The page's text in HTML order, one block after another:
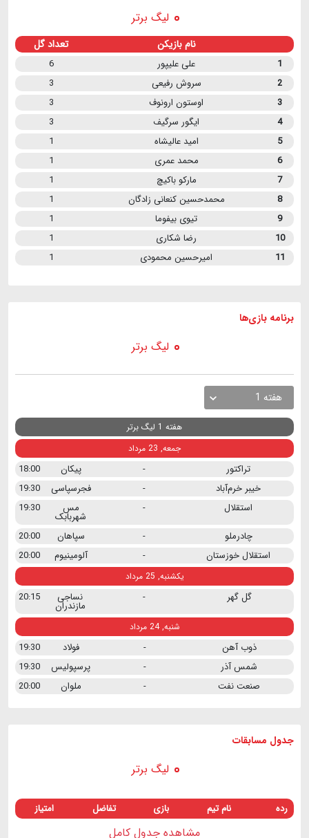
لیگ برتر
نام بازیکن تعداد گل
1 علی علیپور
6
2
سروش رفیعی
3
3
اوستون ارونوف
3
4
ایگور سرگیف
3
5
امید عالیشاه
1
6
محمد عمری
1
7
مارکو باکیچ
1
8
محمدحسین کنعانی زادگان
1
9
تیوی بیفوما
1
10
رضا شکاری
1
11
امیرحسین محمودی 1
برنامه بازی ها
لیگ برتر
هفته 1
هفته 1 لیگ برتر
جمعه, 23 مرداد
تراکتور - پیکان
18:00
خیبر خرم‌آباد
- فجرسپاسی
19:30
استقلال
- مس
شهربابک
19:30
چادرملو
- سپاهان
20:00
استقلال خوزستان
- آلومینیوم 20:00
یکشنبه, 25 مرداد
گل گهر - نساجی
مازندران
20:15
شنبه, 24 مرداد
ذوب آهن - فولاد
19:30
شمس آذر
- پرسپولیس
19:30
صنعت نفت
- ملوان 20:00
جدول مسابقات
لیگ برتر
رده نام تیم بازی تفاضل امتیاز
مشاهده جدول کامل